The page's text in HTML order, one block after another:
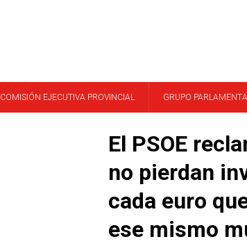
COMISIÓN EJECUTIVA PROVINCIAL GRUPO
El PSOE
no pierdan
cada euro
ese mismo